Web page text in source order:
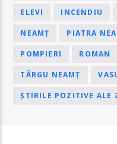
ELEVI INCENDIU
NEAMȚ PIATRA
POMPIERI ROMAN
TÂRGU NEAMȚ
ȘTIRILE POZITIVE ALE